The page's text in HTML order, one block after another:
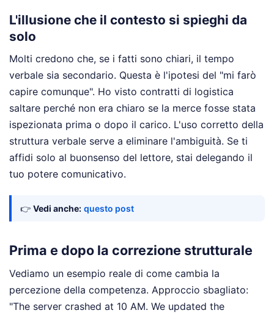
L'illusione che il contesto si spieghi da
solo
Molti credono che, se i fatti sono chiari, il tempo
verbale sia secondario. Questa è l'ipotesi del "mi farò
capire comunque". Ho visto contratti di logistica
saltare perché non era chiaro se la merce fosse stata
ispezionata prima o dopo il carico. L'uso corretto della
struttura verbale serve a eliminare l'ambiguità. Se ti
affidi solo al buonsenso del lettore, stai delegando il
tuo potere comunicativo.
👉 Vedi anche: questo post
Prima e dopo la correzione strutturale
Vediamo un esempio reale di come cambia la
percezione della competenza. Approccio sbagliato:
"The server crashed at 10 AM. We updated the